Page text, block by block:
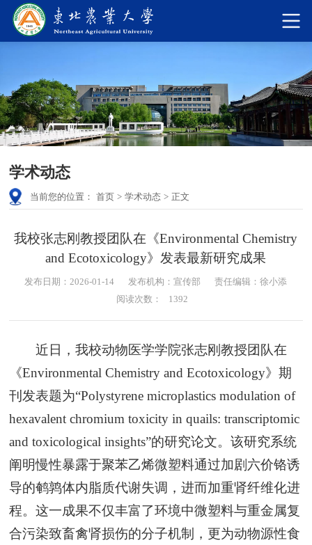
学术动态
当前您的位置： 首页 > 学术动态 > 正文
我校张志刚教授团队在《Environmental Chemistry
and Ecotoxicology》发表最新研究成果
发布日期：2026-01-14 发布机构：宣传部
责任编辑：徐小添
阅读次数：
1392
近日，我校动物医学学院张志刚教授团队在
《Environmental Chemistry and Ecotoxicology》期
刊发表题为“Polystyrene microplastics modulation of
hexavalent chromium toxicity in quails: transcriptomic
and toxicological insights”的研究论文。该研究系统
阐明慢性暴露于聚苯乙烯微塑料通过加剧六价铬诱
导的鹌鹑体内脂质代谢失调，进而加重肾纤维化进
程。这一成果不仅丰富了环境中微塑料与重金属复
合污染致畜禽肾损伤的分子机制，更为动物源性食